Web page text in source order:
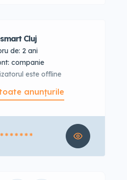
Cluj
de: 2 ani
companie
este offline
anunțurile
* * * * * *